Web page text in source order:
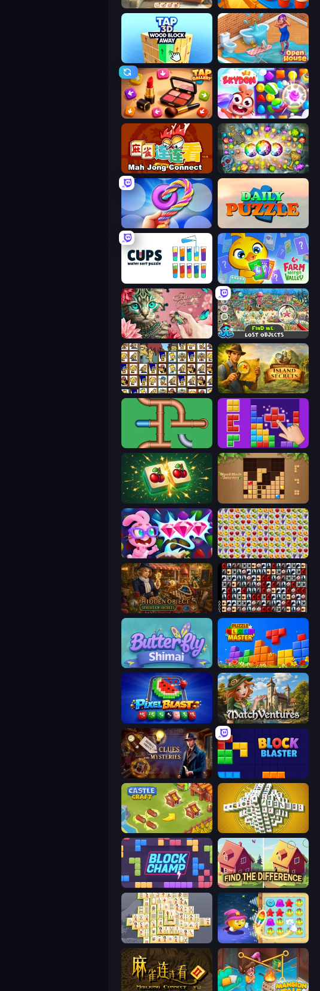
Yarn Fever! Unravel Puzzle Coffee Color Blocks
Open House
Tap Gallery Skydom
Mahjong Connect (Legacy) Forgotten Treasure 2
Twisted Tangle
Cups - Water Sort Puzzle Farm Merge Valley
Favorite Puzzles Find Me: Lost Objects
Tiles of the Simpsons Hidden Objects: Island Secrets
Plumber Pipe Out BlockBuster Puzzle
Mahjong Puzzle: Tile Match Wood Block Journey
Skydom: Reforged Same Game Fruit Collapse
Hidden Object: Street Of Secrets War Mahjong
Butterfly Shimai Puzzle Block Master
Pixel Blast MatchVentures
Hidden Object: Clues and Mysteries Block Blaster
Castle Craft Mahjong Tower
Block Champ Find The Difference
Mahjong Online Candy Riddles